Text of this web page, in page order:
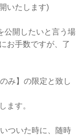
いたします)
公開したいと言う場
お手数ですが、了
み】の限定と致し
ます。
ついた時に、随時